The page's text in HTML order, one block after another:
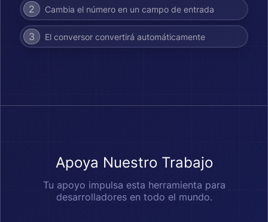
2 Cambia el número en un campo de entrada
3 El conversor convertirá automáticamente
Apoya Nuestro Trabajo
Tu apoyo impulsa esta herramienta para
desarrolladores en todo el mundo.